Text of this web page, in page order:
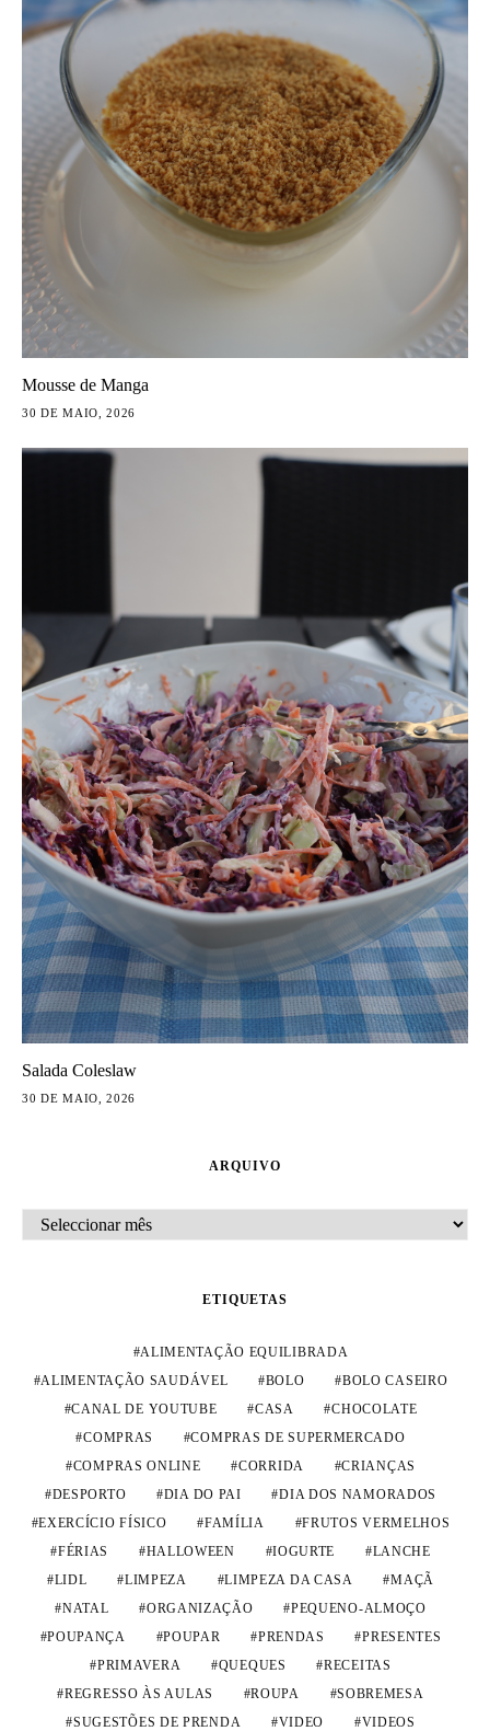
Mousse de Manga
30 DE MAIO, 2026
Salada Coleslaw
30 DE MAIO, 2026
ARQUIVO
ARQUIVO
ETIQUETAS
ALIMENTAÇÃO EQUILIBRADA
ALIMENTAÇÃO SAUDÁVEL
BOLO
BOLO CASEIRO
CANAL DE YOUTUBE
CASA
CHOCOLATE
COMPRAS
COMPRAS DE SUPERMERCADO
COMPRAS ONLINE
CORRIDA
CRIANÇAS
DESPORTO
DIA DO PAI
DIA DOS NAMORADOS
EXERCÍCIO FÍSICO
FAMÍLIA
FRUTOS VERMELHOS
FÉRIAS
HALLOWEEN IOGURTE
LANCHE
LIDL
LIMPEZA LIMPEZA DA CASA
MAÇÃ
NATAL
ORGANIZAÇÃO
PEQUENO-ALMOÇO
POUPANÇA
POUPAR PRENDAS
PRESENTES
PRIMAVERA
QUEQUES
RECEITAS
REGRESSO ÀS AULAS
ROUPA
SOBREMESA
SUGESTÕES DE PRENDA
VIDEO VIDEOS